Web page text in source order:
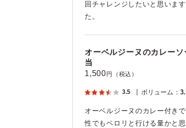
回チャレンジしたいと思いま
た。
オーベルジーヌのカレー
当
1,500 円（税込）
3.5 ボリューム ：
オーベルジーヌのカレー付き
性でもペロリと行ける量かと